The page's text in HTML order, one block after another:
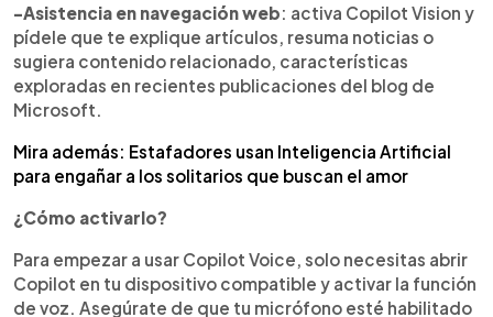
-Asistencia en navegación web: activa Copilot Vision y
pídele que te explique artículos, resuma noticias o
sugiera contenido relacionado, características
exploradas en recientes publicaciones del blog de
Microsoft.
Mira además: Estafadores usan Inteligencia Artificial
para engañar a los solitarios que buscan el amor
¿Cómo activarlo?
Para empezar a usar Copilot Voice, solo necesitas abrir
Copilot en tu dispositivo compatible y activar la función
de voz. Asegúrate de que tu micrófono esté habilitado